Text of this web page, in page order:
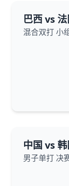
巴西 vs 法
混合双打 小
中国 vs 韩
男子单打 决